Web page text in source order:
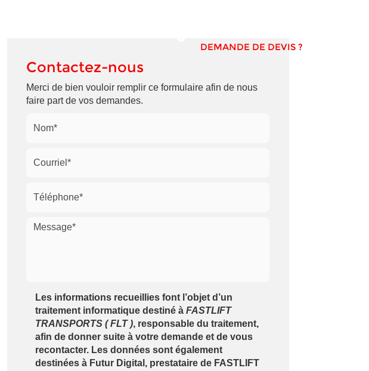
DEMANDE DE DEVIS ?
Contactez-nous
Merci de bien vouloir remplir ce formulaire afin de nous
faire part de vos demandes.
Les informations recueillies font l’objet d’un
traitement informatique destiné àFASTLIFT
TRANSPORTS ( FLT ), responsable du traitement,
afin de donner suite à votre demande et de vous
recontacter. Les données sont également
destinées à Futur Digital, prestataire de FASTLIFT